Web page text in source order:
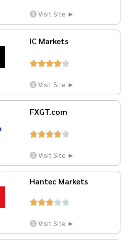
Visit Site ►
IC Markets

Visit Site ►
FXGT.com

Visit Site ►
Hantec Markets

Visit Site ►